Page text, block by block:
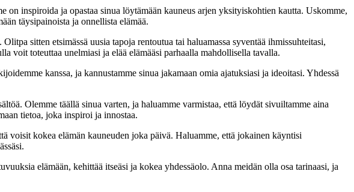
inspiroida ja opastaa sinua löytämään kauneus arjen yksityiskohtien kautta. Uskomme,
täysipainoista ja onnellista elämää.
sitten etsimässä uusia tapoja rentoutua tai haluamassa syventää ihmissuhteitasi,
voit toteuttaa unelmiasi ja elää elämääsi parhaalla mahdollisella tavalla.
kanssa, ja kannustamme sinua jakamaan omia ajatuksiasi ja ideoitasi. Yhdessä
Olemme täällä sinua varten, ja haluamme varmistaa, että löydät sivuiltamme aina
tietoa, joka inspiroi ja innostaa.
voisit kokea elämän kauneuden joka päivä. Haluamme, että jokainen käyntisi
elämään, kehittää itseäsi ja kokea yhdessäolo. Anna meidän olla osa tarinaasi, ja